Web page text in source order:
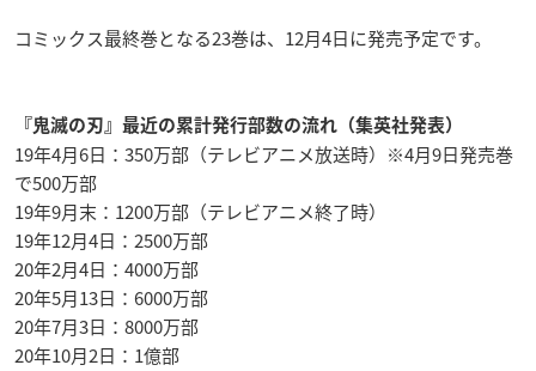
コミックス最終巻となる23巻は、12月4日に発売予定です。
『鬼滅の刃』最近の累計発行部数の流れ（集英社発表）
19年4月6日：350万部（テレビアニメ放送時）※4月9日発売巻
で500万部
19年9月末：1200万部（テレビアニメ終了時）
19年12月4日：2500万部
20年2月4日：4000万部
20年5月13日：6000万部
20年7月3日：8000万部
20年10月2日：1億部